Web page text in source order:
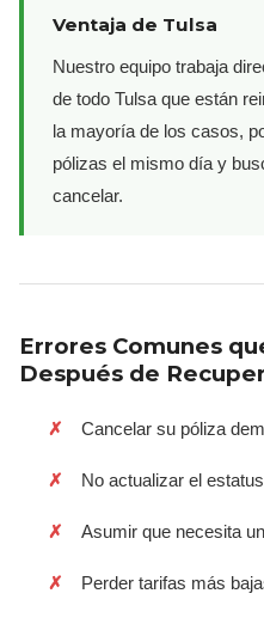
Ventaja de Tulsa
Nuestro equipo trabaja
de todo Tulsa que están
la mayoría de los casos,
pólizas el mismo día y
cancelar.
Errores Comunes
Después de
Cancelar su póliza
No actualizar el
Asumir que necesita
Perder tarifas más